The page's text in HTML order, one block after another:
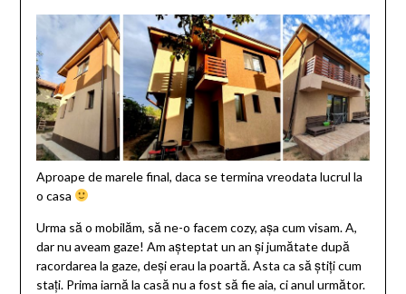
Aproape de marele final, daca se termina vreodata lucrul la
o casa
Urma să o mobilăm, să ne-o facem cozy, așa cum visam. A,
dar nu aveam gaze! Am așteptat un an și jumătate după
racordarea la gaze, deși erau la poartă. Asta ca să știți cum
stați. Prima iarnă la casă nu a fost să fie aia, ci anul următor.